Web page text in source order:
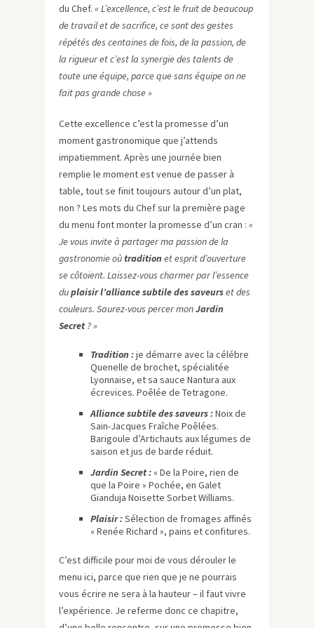
du Chef. « L’excellence, c’est le fruit de beaucoup
de travail et de sacrifice, ce sont des gestes
répétés des centaines de fois, de la passion, de
la rigueur et c’est la synergie des talents de
toute une équipe, parce que sans équipe on ne
fait pas grande chose »
Cette excellence c’est la promesse d’un
moment gastronomique que j’attends
impatiemment. Après une journée bien
remplie le moment est venue de passer à
table, tout se finit toujours autour d’un plat,
non ? Les mots du Chef sur la première page
du menu font monter la promesse d’un cran : «
Je vous invite à partager ma passion de la
gastronomie oùtradition et esprit d’ouverture
se côtoient. Laissez-vous charmer par l’essence
duplaisirl’alliance subtile des saveurset des
couleurs. Saurez-vous percer monJardin
Secret? »
Tradition :je démarre avec la célébre
Quenelle de brochet, spécialitée
Lyonnaise, et sa sauce Nantura aux
écrevices. Poêlée de Tetragone.
Alliance subtile des saveurs :Noix de
Sain-Jacques Fraîche Poêlées.
Barigoule d’Artichauts aux légumes de
saison et jus de barde réduit.
Jardin Secret : « De la Poire, rien de
que la Poire » Pochée, en Galet
Gianduja Noisette Sorbet Williams.
Plaisir :Sélection de fromages affinés
« Renée Richard », pains et confitures.
C’est difficile pour moi de vous dérouler le
menu ici, parce que rien que je ne pourrais
vous écrire ne sera à la hauteur – il faut vivre
l’expérience. Je referme donc ce chapitre,